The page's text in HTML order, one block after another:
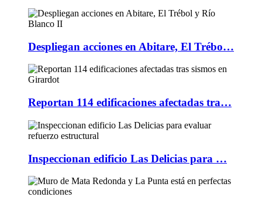
Despliegan acciones en Abitare, El Trébo…
Reportan 114 edificaciones afectadas tra…
Inspeccionan edificio Las Delicias para …